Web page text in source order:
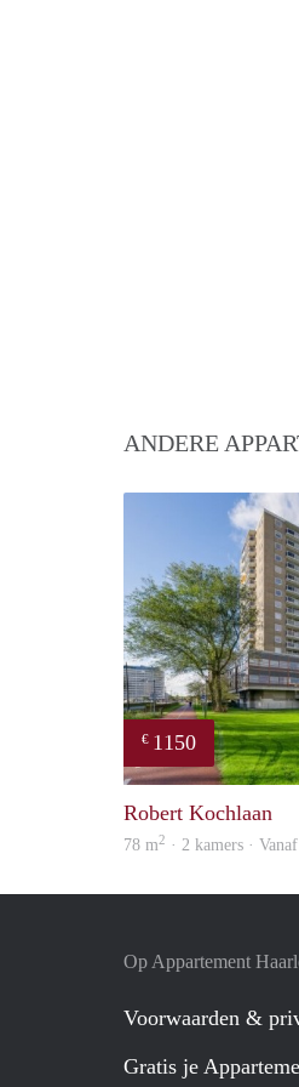
ANDERE
€ 1150
Robert Kochlaan
78 m2 · 2 kamers ·
Op Appartement
Voorwaarden &
Gratis je